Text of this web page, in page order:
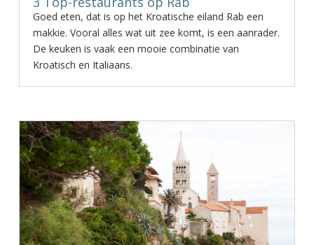
Goed eten, dat is op het Kroatische eiland Rab een
makkie. Vooral alles wat uit zee komt, is een aanrader.
De keuken is vaak een mooie combinatie van
Kroatisch en Italiaans.